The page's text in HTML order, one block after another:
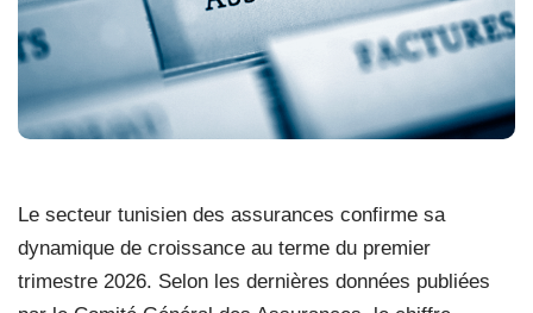
Le secteur tunisien des assurances confirme sa
dynamique de croissance au terme du premier
trimestre 2026. Selon les dernières données publiées